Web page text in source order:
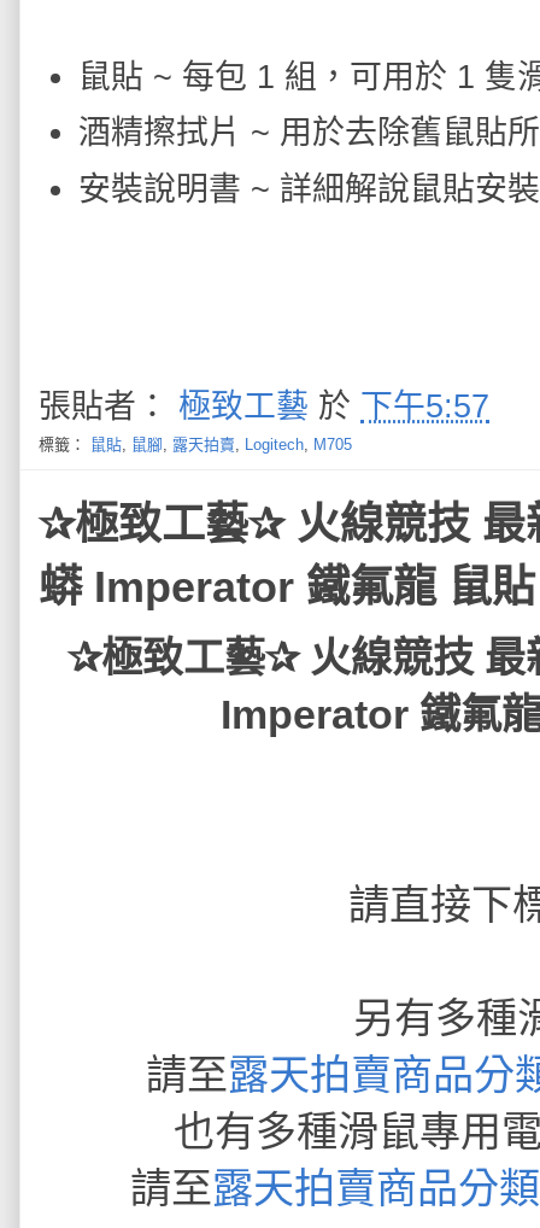
鼠貼 ~ 每包 1 組，可用於 1 隻
酒精擦拭片 ~ 用於去除舊鼠貼
安裝說明書 ~ 詳細解說鼠貼安
張貼者： 極致工藝 於 下午5:57
標籤： 鼠貼, 鼠腳, 露天拍賣, Logitech, M705
✰極致工藝✰ 火線競技 最
蟒 Imperator 鐵氟龍 鼠
✰極致工藝✰ 火線競技 最
Imperator 鐵氟
請直接下
另有多種
請至露天拍賣商品分
也有多種滑鼠專用
請至露天拍賣商品分